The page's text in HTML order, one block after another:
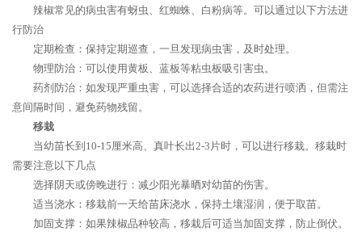
辣椒常见的病虫害有蚜虫、红蜘蛛、白粉病等。可以通过以下方法进
行防治
定期检查：保持定期巡查，一旦发现病虫害，及时处理。
物理防治：可以使用黄板、蓝板等粘虫板吸引害虫。
药剂防治：如发现严重虫害，可以选择合适的农药进行喷洒，但需注
意间隔时间，避免药物残留。
移栽
当幼苗长到10-15厘米高、真叶长出2-3片时，可以进行移栽。移栽时
需要注意以下几点
选择阴天或傍晚进行：减少阳光暴晒对幼苗的伤害。
适当浇水：移栽前一天给苗床浇水，保持土壤湿润，便于取苗。
加固支撑：如果辣椒品种较高，移栽后可适当加固支撑，防止倒伏。